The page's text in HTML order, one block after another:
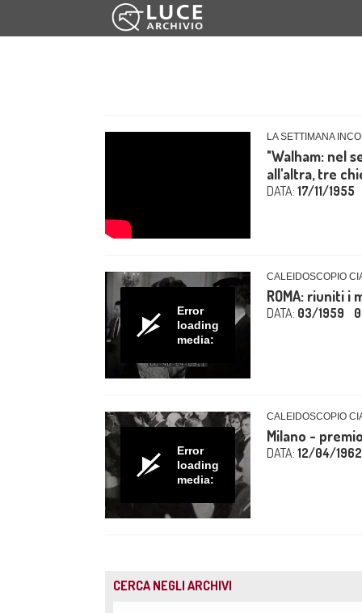
LA SETTIMANA
"Walham: nel
all'altra, tre
DATA: 17/11/1955
Error
loading
media:
CALEIDOSCOPIO
ROMA: riuniti
DATA: 03/1959
Error
loading
media:
CALEIDOSCOPIO
Milano -
DATA: 12/04/1962
CERCA NEGLI ARCHIVI